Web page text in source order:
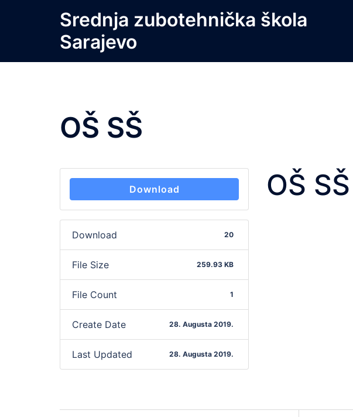
Srednja zubotehnička škola
Sarajevo
OŠ SŠ
Download
Download 20
File Size 259.93 KB
File Count 1
Create Date 28. Augusta 2019.
Last Updated 28. Augusta 2019.
OŠ SŠ